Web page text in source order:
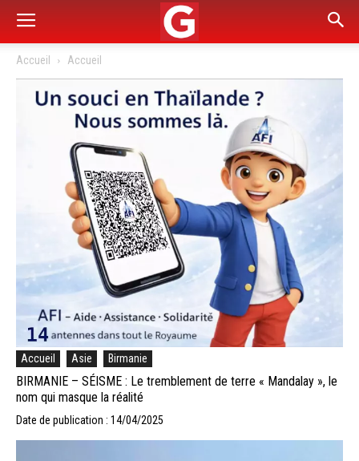
Accueil Accueil
Accueil Asie Birmanie
BIRMANIE – SÉISME : Le tremblement de terre « Mandalay », le
nom qui masque la réalité
Date de publication : 14/04/2025